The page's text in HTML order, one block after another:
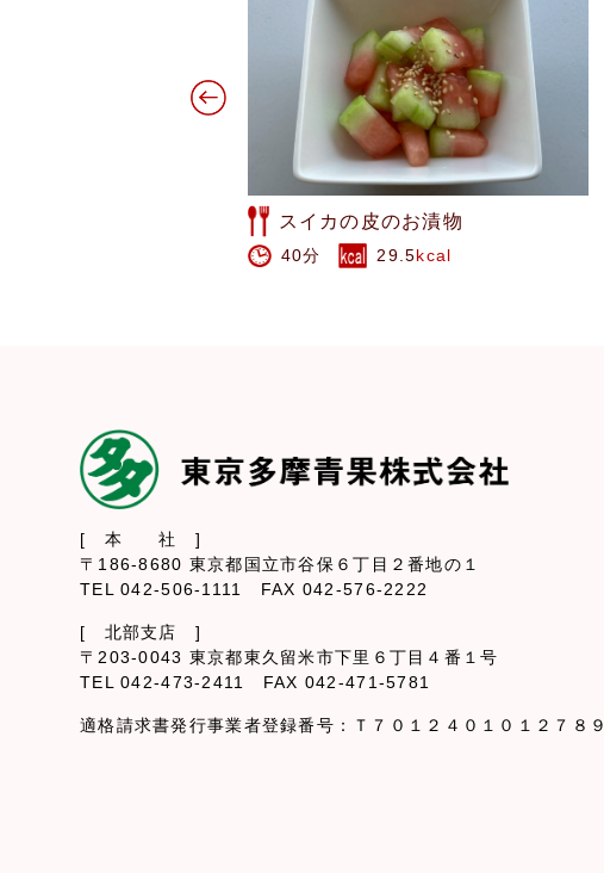
水菜とれんこんのオイルサラダ
20分 161kcal
[ 本 社 ]
〒186-8680 東京都国立市谷保６丁目２番地の１
TEL 042-506-1111 FAX 042-576-2222
[ 北部支店 ]
〒203-0043 東京都東久留米市下里６丁目４番１号
TEL 042-473-2411 FAX 042-471-5781
適格請求書発行事業者登録番号：Ｔ７０１２４０１０１２７８９